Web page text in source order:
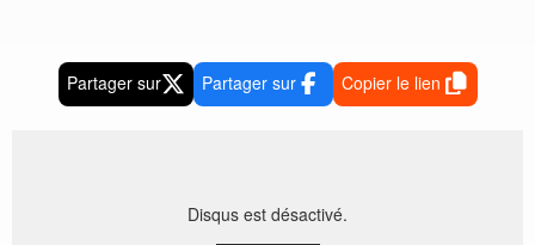
Partager sur Partager sur Copier le lien
Disqus est désactivé.